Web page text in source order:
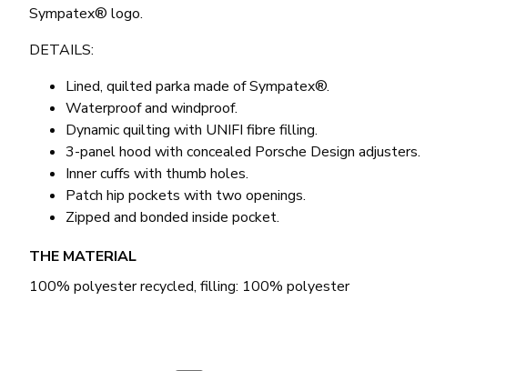
Sympatex® logo.
DETAILS:
Lined, quilted parka made of Sympatex®.
Waterproof and windproof.
Dynamic quilting with UNIFI fibre filling.
3-panel hood with concealed Porsche Design adjusters.
Inner cuffs with thumb holes.
Patch hip pockets with two openings.
Zipped and bonded inside pocket.
THE MATERIAL
100% polyester recycled, filling: 100% polyester